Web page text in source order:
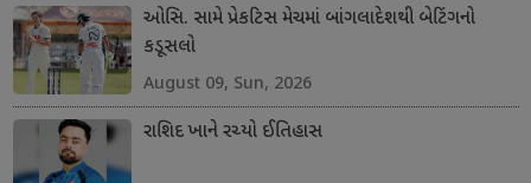
ઓસિ. સામે પ્રેકટિસ મેચમાં બાંગલાદેશથી બેટિંગનો
કડૂસલો
August 09, Sun, 2026
રાશિદ ખાને રચ્યો ઈતિહાસ